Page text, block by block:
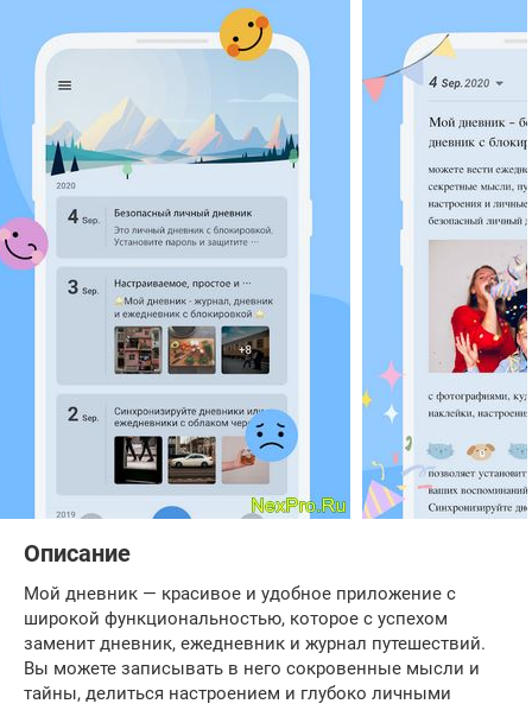
Описание
Мой дневник — красивое и удобное приложение с
широкой функциональностью, которое с успехом
заменит дневник, ежедневник и журнал путешествий.
Вы можете записывать в него сокровенные мысли и
тайны, делиться настроением и глубоко личными